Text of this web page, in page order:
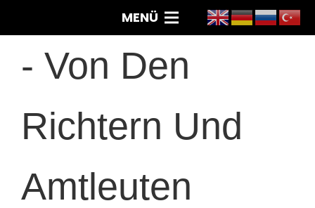
MENÜ
- Von Den
Richtern Und
Amtleuten